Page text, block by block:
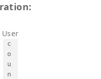
User
c
o
u
n